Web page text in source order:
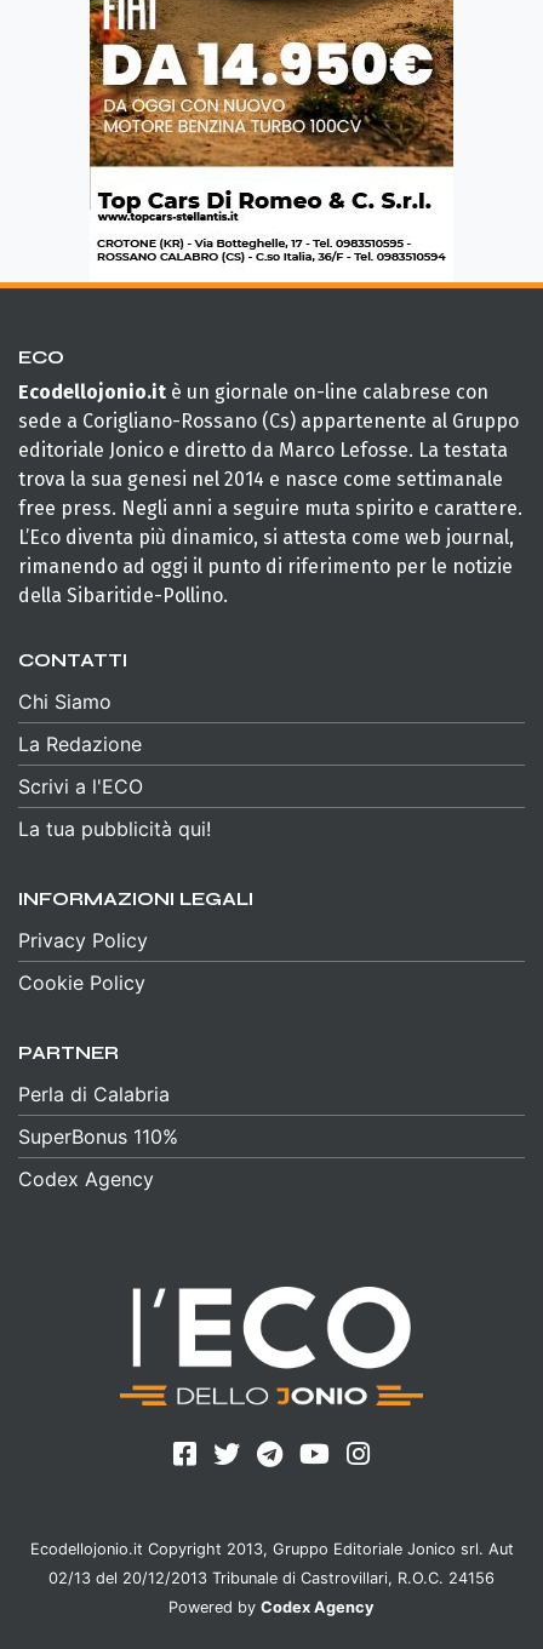
ECO
Ecodellojonio.it è un giornale on-line calabrese con
sede a Corigliano-Rossano (Cs) appartenente al Gruppo
editoriale Jonico e diretto da Marco Lefosse. La testata
trova la sua genesi nel 2014 e nasce come settimanale
free press. Negli anni a seguire muta spirito e carattere.
L’Eco diventa più dinamico, si attesta come web journal,
rimanendo ad oggi il punto di riferimento per le notizie
della Sibaritide-Pollino.
CONTATTI
Chi Siamo
La Redazione
Scrivi a l'ECO
La tua pubblicità qui!
INFORMAZIONI LEGALI
Privacy Policy
Cookie Policy
PARTNER
Perla di Calabria
SuperBonus 110%
Codex Agency
Ecodellojonio.it Copyright 2013, Gruppo Editoriale Jonico srl. Aut
02/13 del 20/12/2013 Tribunale di Castrovillari, R.O.C. 24156
Powered by Codex Agency